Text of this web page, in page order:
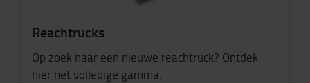
Reachtrucks
Op zoek naar een nieuwe reachtruck? Ontdek
hier het volledige gamma.